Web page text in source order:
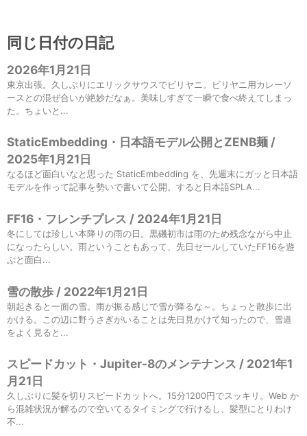
同じ日付の日記
2026年1月21日
東京出張。久しぶりにエリックサウスでビリヤニ。ビリヤニ用カレーソ
ースとの混ぜ合いが絶妙だなぁ。美味しすぎて一瞬で食べ終えてしまっ
た。ちょいと...
StaticEmbedding・日本語モデル公開とZENB麺 /
2025年1月21日
なるほど面白いなと思った StaticEmbedding を、先週末にガッと日本語
モデルを作って記事を勢いで書いて公開。すると日本語SPLA...
FF16・フレンチプレス / 2024年1月21日
冬にしては珍しい本降りの雨の日。黒磯初市は雨のため残念ながら中止
になったらしい。雨ということもあって、先日セールしていたFF16を遊
ぶと面白...
雪の散歩 / 2022年1月21日
朝起きると一面の雪。雨が振る感じで雪が降るな～。ちょっと散歩に出
かける。この辺に野うさぎがいることは先日見かけて知ったので、雪道
をよく見ると...
スピードカット・Jupiter-8のメンテナンス / 2021年1
月21日
久しぶりに髪を切りスピードカットへ。15分1200円でスッキリ。Web か
ら混雑状況が解るので空いてるタイミングで行けるし、髪型にとりわけ
不...